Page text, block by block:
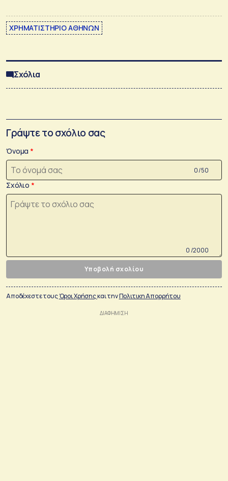
ΧΡΗΜΑΤΙΣΤΗΡΙΟ ΑΘΗΝΩΝ
Σχόλια
Γράψτε το σχόλιο σας
Όνομα
0 /50
Σχόλιο
0 /2000
Υποβολή σχολίου
Αποδέχεστε τουςΌροι Χρήσηςκαι τηνΠολιτικη Απορρήτου